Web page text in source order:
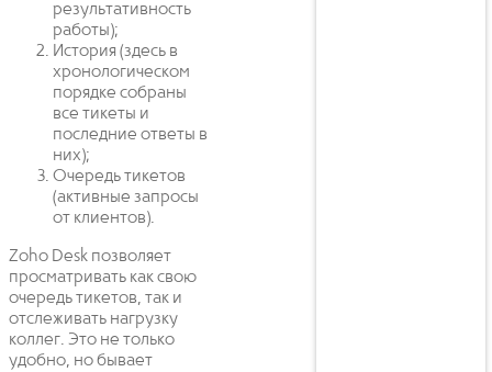
результативность
работы);
История (здесь в
хронологическом
порядке собраны
все тикеты и
последние ответы в
них);
Очередь тикетов
(активные запросы
от клиентов).
Zoho Desk позволяет
просматривать как свою
очередь тикетов, так и
отслеживать нагрузку
коллег. Это не только
удобно, но бывает